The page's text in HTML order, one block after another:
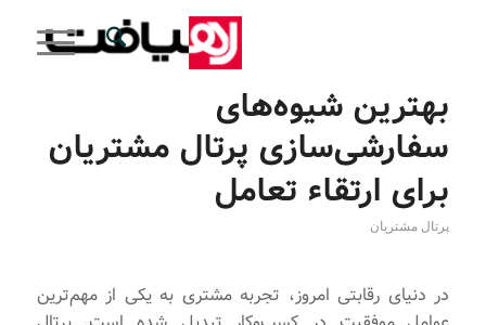
بهترین شیوه‌های
سفارشی‌سازی پرتال مشتریان
برای ارتقاء تعامل
پرتال مشتریان
در دنیای رقابتی امروز، تجربه مشتری به یکی از مهم‌ترین